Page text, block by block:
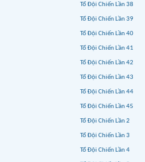
Tổ Đội Chiến Lần 38
Tổ Đội Chiến Lần 39
Tổ Đội Chiến Lần 40
Tổ Đội Chiến Lần 41
Tổ Đội Chiến Lần 42
Tổ Đội Chiến Lần 43
Tổ Đội Chiến Lần 44
Tổ Đội Chiến Lần 45
Tổ Đội Chiến Lần 2
Tổ Đội Chiến Lần 3
Tổ Đội Chiến Lần 4